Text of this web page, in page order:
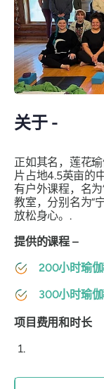
关于 -
正如其名，莲花
片占地4.5英亩的
有户外课程，名
教室，分别名为“
放松身心。.
提供的课程 –
200小时瑜伽
300小时瑜伽
项目费用和时长